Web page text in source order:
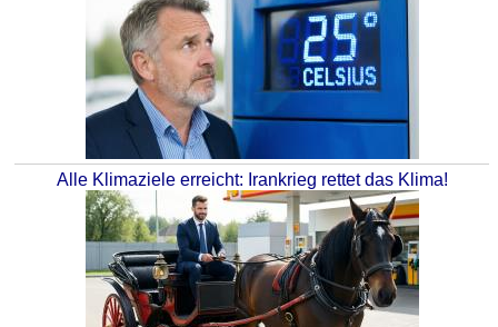
Alle Klimaziele erreicht: Irankrieg rettet das Klima!